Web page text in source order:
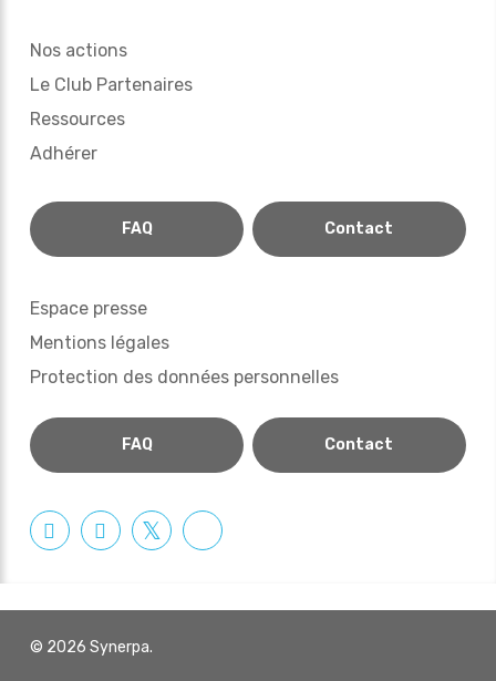
Nos actions
Le Club Partenaires
Ressources
Adhérer
FAQ Contact
Espace presse
Mentions légales
Protection des données personnelles
FAQ Contact
© 2026 Synerpa.